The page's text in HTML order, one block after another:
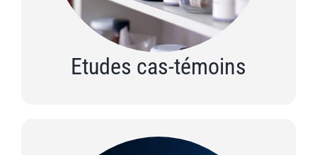
Etudes cas-témoins